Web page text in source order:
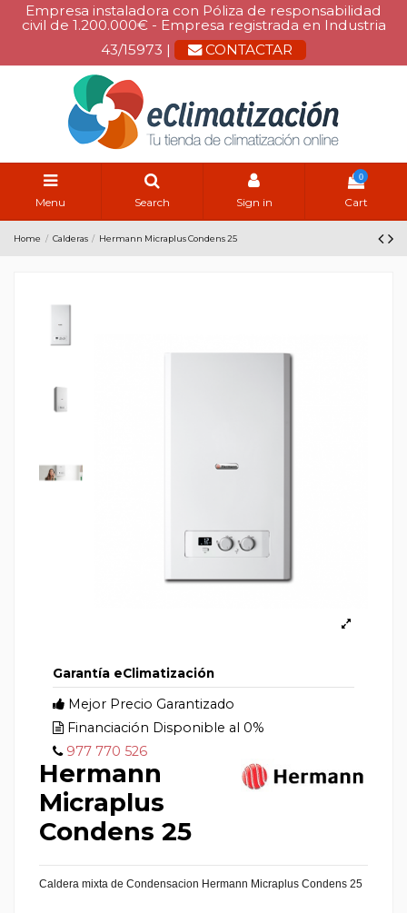
Empresa instaladora con Póliza de responsabilidad
civil de 1.200.000€ - Empresa registrada en Industria
43/15973 |
CONTACTAR
Menu Search Sign in
0
Cart
Home Calderas Hermann Micraplus Condens 25
Garantía eClimatización
Mejor Precio Garantizado
Financiación Disponible al 0%
977 770 526
Hermann
Micraplus
Condens 25
Caldera mixta de Condensacion Hermann Micraplus Condens 25